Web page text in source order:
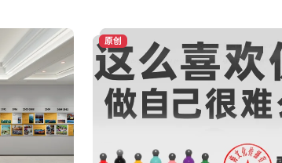
原创